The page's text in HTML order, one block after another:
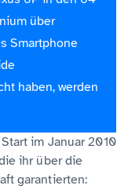
über
Smartphone
haben, werden
im Januar 2010
ihr über die
garantierten: